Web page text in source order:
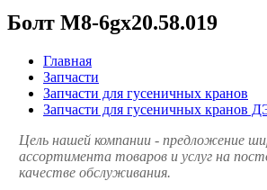
Болт М8-6gх20.58.019
Главная
Запчасти
Запчасти для гусеничных кранов
Запчасти для гусеничных кранов
Цель нашей компании - предложение
ассортимента товаров и услуг на
качестве обслуживания.